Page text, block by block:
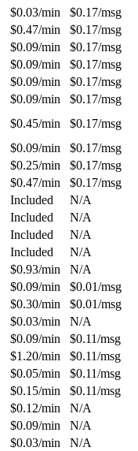
$0.03/min $0.17/msg
$0.47/min $0.17/msg
$0.09/min $0.17/msg
$0.09/min $0.17/msg
$0.09/min $0.17/msg
$0.09/min $0.17/msg
$0.45/min $0.17/msg
$0.09/min $0.17/msg
$0.25/min $0.17/msg
$0.47/min $0.17/msg
Included
N/A
Included
N/A
Included
N/A
Included
N/A
$0.93/min
N/A
$0.09/min $0.01/msg
$0.30/min $0.01/msg
$0.03/min
N/A
$0.09/min $0.11/msg
$1.20/min $0.11/msg
$0.05/min $0.11/msg
$0.15/min $0.11/msg
$0.12/min
N/A
$0.09/min
N/A
$0.03/min
N/A